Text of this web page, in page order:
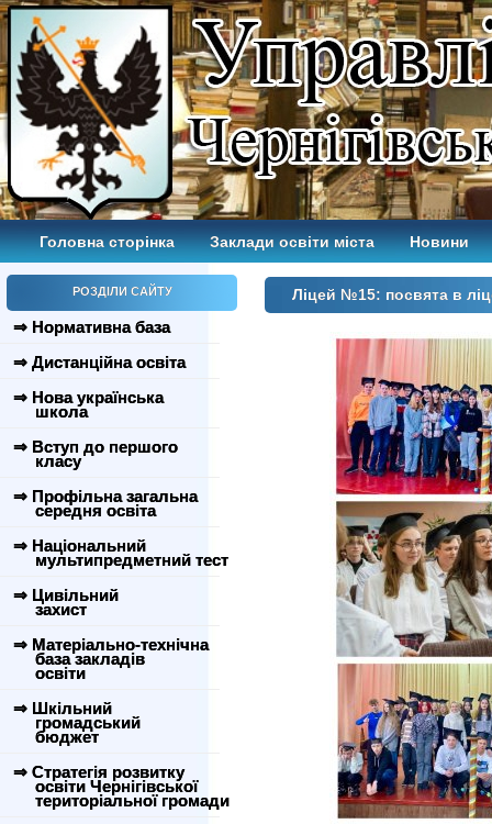
Головна сторінка Заклади освіти міста Новини
РОЗДІЛИ САЙТУ
⇒ Нормативна база
⇒ Дистанційна освіта
⇒ Нова українська
школа
⇒ Вступ до першого
класу
⇒ Профільна загальна
середня освіта
⇒ Національний
мультипредметний тест
⇒ Цивільний
захист
⇒ Матеріально-технічна
база закладів
освіти
⇒ Шкільний
громадський
бюджет
⇒ Стратегія розвитку
освіти Чернігівської
територіальної громади
Ліцей №15: посвята в